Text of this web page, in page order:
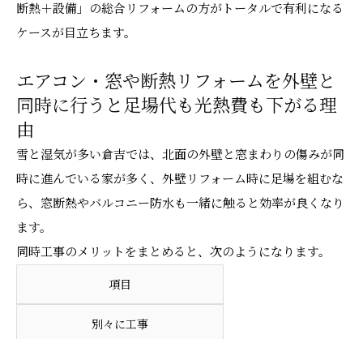
断熱＋設備」の総合リフォームの方がトータルで有利になる
ケースが目立ちます。
エアコン・窓や断熱リフォームを外壁と
同時に行うと足場代も光熱費も下がる理
由
雪と湿気が多い倉吉では、北面の外壁と窓まわりの傷みが同
時に進んでいる家が多く、外壁リフォーム時に足場を組むな
ら、窓断熱やバルコニー防水も一緒に触ると効率が良くなり
ます。
同時工事のメリットをまとめると、次のようになります。
項目
別々に工事